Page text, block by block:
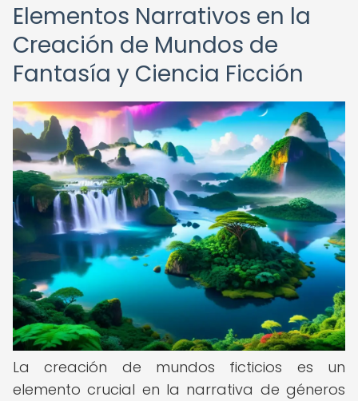
Elementos Narrativos en la
Creación de Mundos de
Fantasía y Ciencia Ficción
La creación de mundos ficticios es un
elemento crucial en la narrativa de géneros